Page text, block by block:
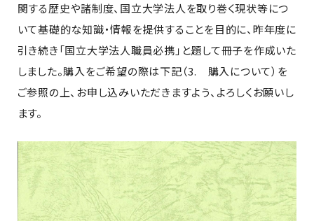
関する歴史や諸制度、国立大学法人を取り巻く現状等につ
いて基礎的な知識・情報を提供することを目的に、昨年度に
引き続き「国立大学法人職員必携」と題して冊子を作成いた
しました。購入をご希望の際は下記（3. 購入について）を
ご参照の上、お申し込みいただきますよう、よろしくお願いし
ます。